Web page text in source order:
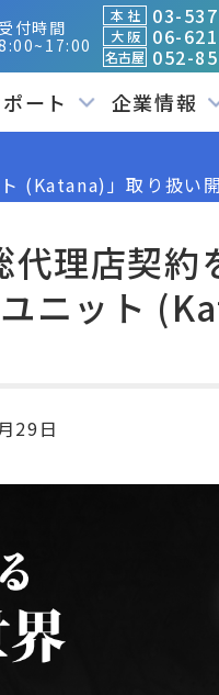
受付時間
本 社 03-
大 阪 06-
名古屋 052-
ート 企業情報
(Katana)」取り扱い
理店契約
ニット
29日